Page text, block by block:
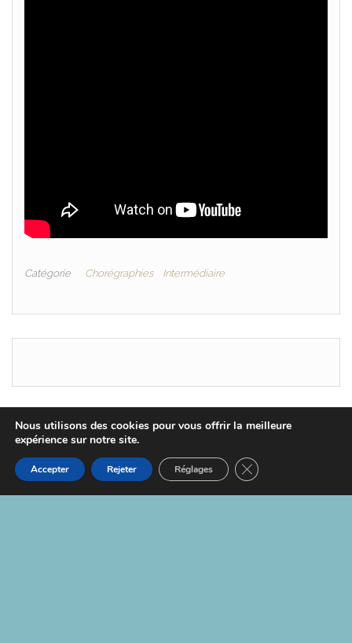
Catégorie Chorégraphies Intermédiaire
Fièrement propulsé par
Blog
Nous utilisons des cookies pour vous offrir la meilleure
expérience sur notre site.
Accepter Rejeter Réglages Fermer la bannière